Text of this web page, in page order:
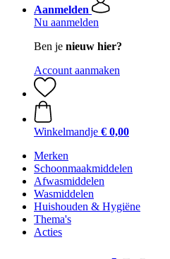
Aanmelden
Nu aanmelden
Ben je nieuw hier?
Account aanmaken
Winkelmandje € 0,00
Merken
Schoonmaakmiddelen
Afwasmiddelen
Wasmiddelen
Huishouden & Hygiëne
Thema's
Acties